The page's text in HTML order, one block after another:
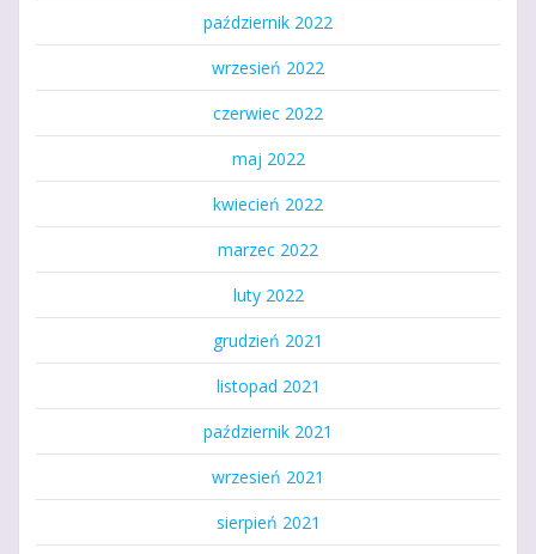
październik 2022
wrzesień 2022
czerwiec 2022
maj 2022
kwiecień 2022
marzec 2022
luty 2022
grudzień 2021
listopad 2021
październik 2021
wrzesień 2021
sierpień 2021